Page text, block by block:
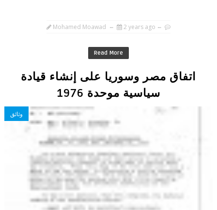
Mohamed Moawad 2 years ago
Read More
اتفاق مصر وسوريا على إنشاء قيادة
سياسية موحدة 1976
وثائق